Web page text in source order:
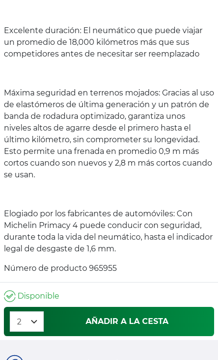
Excelente duración: El neumático que puede viajar
un promedio de 18,000 kilómetros más que sus
competidores antes de necesitar ser reemplazado
Máxima seguridad en terrenos mojados: Gracias al uso
de elastómeros de última generación y un patrón de
banda de rodadura optimizado, garantiza unos
niveles altos de agarre desde el primero hasta el
último kilómetro, sin comprometer su longevidad.
Esto permite una frenada en promedio 0,9 m más
cortos cuando son nuevos y 2,8 m más cortos cuando
se usan.
Elogiado por los fabricantes de automóviles: Con
Michelin Primacy 4 puede conducir con seguridad,
durante toda la vida del neumático, hasta el indicador
legal de desgaste de 1,6 mm.
Número de producto 965955
Disponible
AÑADIR A LA CESTA